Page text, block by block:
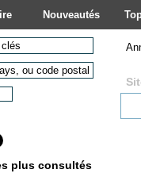
Nouveautés
plus consultés